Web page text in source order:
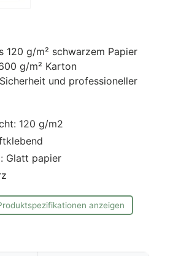
120 g/m² schwarzem Papier
g/m² Karton
und professioneller
120 g/m2
Glatt papier
anzeigen